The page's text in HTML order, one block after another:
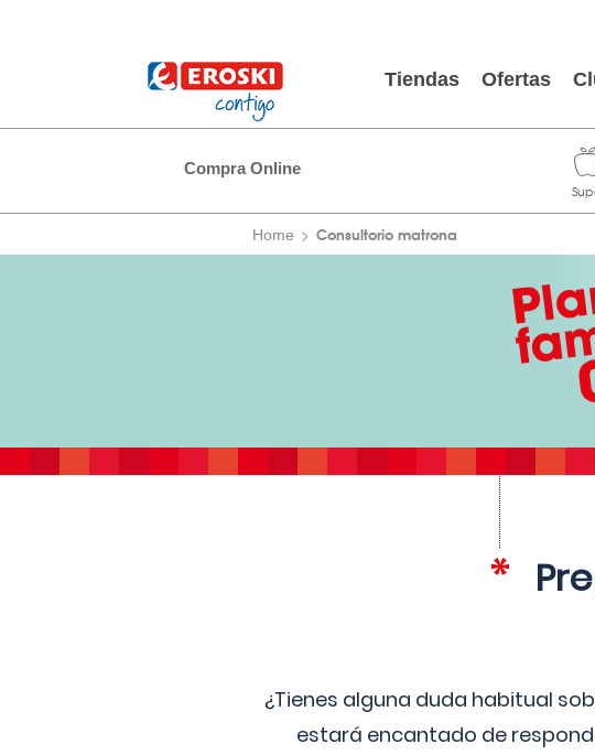
Tiendas Ofertas
Compra Online
Home Consultorio matrona
¿Tienes alguna duda habitual
estará encantado de